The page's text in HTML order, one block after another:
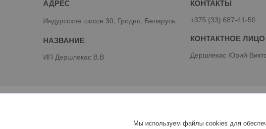
Индурсское шоссе 30, Гродно, Беларусь
ИП Дершлекас В.В
+375 (33) 687-41-50
Дершлекас Юрий
Мы используем файлы cookies для